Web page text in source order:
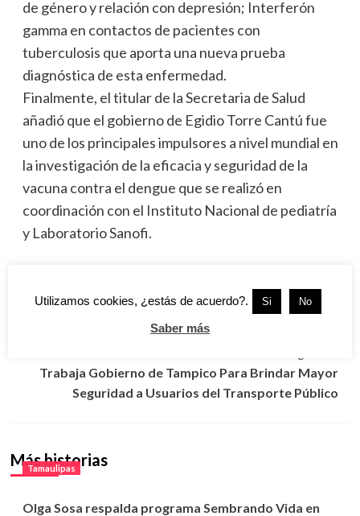
de género y relación con depresión; Interferón
gamma en contactos de pacientes con
tuberculosis que aporta una nueva prueba
diagnóstica de esta enfermedad.
Finalmente, el titular de la Secretaria de Salud
añadió que el gobierno de Egidio Torre Cantú fue
uno de los principales impulsores a nivel mundial en
la investigación de la eficacia y seguridad de la
vacuna contra el dengue que se realizó en
coordinación con el Instituto Nacional de pediatría
y Laboratorio Sanofi.
Navegación
entradas
Piden Tener Cuidado con Billetes de 100, 200 y 500
Trabaja Gobierno de Tampico Para Brindar Mayor
Seguridad a Usuarios del Transporte Público
Más historias
Tamaulipas
Olga Sosa respalda programa Sembrando Vida en
Utilizamos cookies, ¿estás de acuerdo?. Si No
Saber más